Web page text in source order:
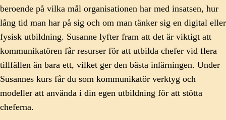
beroende på vilka mål organisationen har med insatsen, hur
lång tid man har på sig och om man tänker sig en digital eller
fysisk utbildning. Susanne lyfter fram att det är viktigt att
kommunikatören får resurser för att utbilda chefer vid flera
tillfällen än bara ett, vilket ger den bästa inlärningen. Under
Susannes kurs får du som kommunikatör verktyg och
modeller att använda i din egen utbildning för att stötta
cheferna.